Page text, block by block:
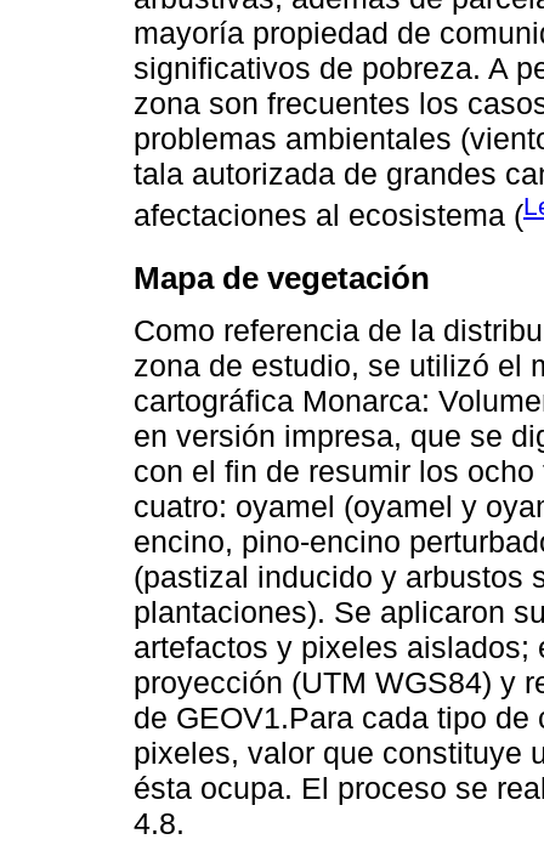
mayoría propiedad de
signiﬁcativos de pobreza. A
zona son frecuentes los
problemas ambientales
tala autorizada de grandes
afectaciones al ecosistema (
Mapa de vegetación
Como referencia de la
zona de estudio, se utilizó el
cartográﬁca Monarca:
en versión impresa, que se
con el ﬁn de resumir los
cuatro: oyamel (oyamel y
encino, pino-encino
(pastizal inducido y arbustos
plantaciones). Se aplicaron
artefactos y pixeles
proyección (UTM WGS84) y
de GEOV1.Para cada tipo
pixeles, valor que constituye
ésta ocupa. El proceso se
4.8.